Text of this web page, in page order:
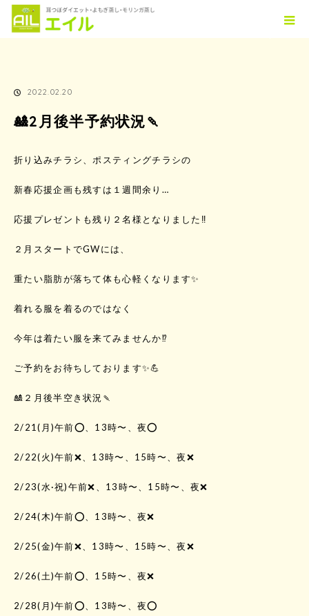
ホーム
TOPICS
🎎2月後半予約状況🍡
2022.02.20
🎎2月後半予約状況🍡
折り込みチラシ、ポスティングチラシの
新春応援企画も残すは１週間余り…
応援プレゼントも残り２名様となりました‼️
２月スタートでGWには、
重たい脂肪が落ちて体も心軽くなります✨
着れる服を着るのではなく
今年は着たい服を来てみませんか⁉️
ご予約をお待ちしております✨💪
🎎２月後半空き状況🍡
2/21(月)午前⭕️、13時〜、夜⭕️
2/22(火)午前❌、13時〜、15時〜、夜❌
2/23(水·祝)午前❌、13時〜、15時〜、夜❌
2/24(木)午前⭕️、13時〜、夜❌
2/25(金)午前❌、13時〜、15時〜、夜❌
2/26(土)午前⭕️、15時〜、夜❌
2/28(月)午前⭕️、13時〜、夜⭕️